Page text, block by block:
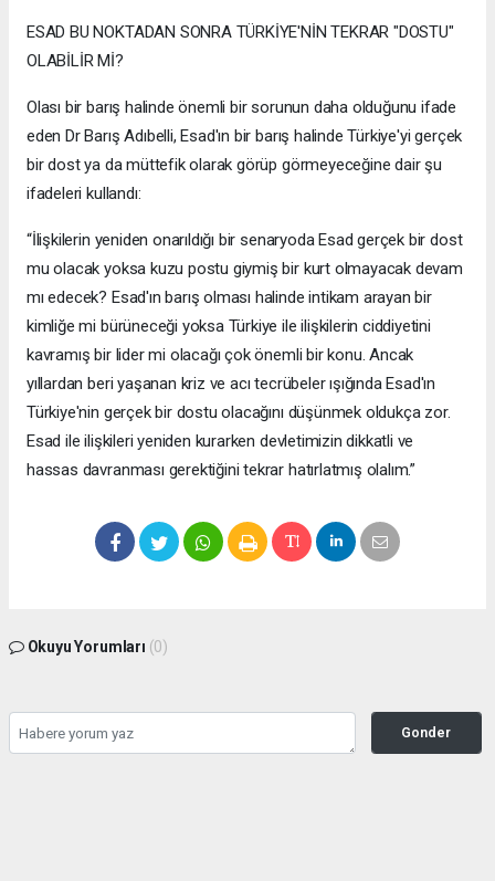
ESAD BU NOKTADAN SONRA TÜRKİYE'NİN TEKRAR "DOSTU"
OLABİLİR Mİ?
Olası bir barış halinde önemli bir sorunun daha olduğunu ifade
eden Dr Barış Adıbelli, Esad'ın bir barış halinde Türkiye'yi gerçek
bir dost ya da müttefik olarak görüp görmeyeceğine dair şu
ifadeleri kullandı:
“İlişkilerin yeniden onarıldığı bir senaryoda Esad gerçek bir dost
mu olacak yoksa kuzu postu giymiş bir kurt olmayacak devam
mı edecek? Esad'ın barış olması halinde intikam arayan bir
kimliğe mi bürüneceği yoksa Türkiye ile ilişkilerin ciddiyetini
kavramış bir lider mi olacağı çok önemli bir konu. Ancak
yıllardan beri yaşanan kriz ve acı tecrübeler ışığında Esad'ın
Türkiye'nin gerçek bir dostu olacağını düşünmek oldukça zor.
Esad ile ilişkileri yeniden kurarken devletimizin dikkatli ve
hassas davranması gerektiğini tekrar hatırlatmış olalım.”
Okuyu Yorumları (0)
Gonder